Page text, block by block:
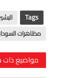
Tags
مظاهرات
مواضيع